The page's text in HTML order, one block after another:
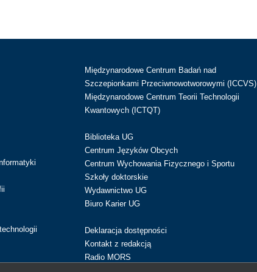
Międzynarodowe Centrum Badań nad
Szczepionkami Przeciwnowotworowymi (ICCVS)
Międzynarodowe Centrum Teorii Technologii
Kwantowych (ICTQT)
Biblioteka UG
Centrum Języków Obcych
Centrum Wychowania Fizycznego i Sportu
Szkoły doktorskie
Wydawnictwo UG
Biuro Karier UG
Deklaracja dostępności
Kontakt z redakcją
Radio MORS